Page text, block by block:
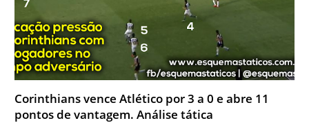
Corinthians vence Atlético por 3 a 0 e abre 11
pontos de vantagem. Análise tática